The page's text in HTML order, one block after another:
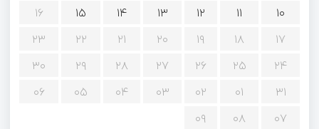
۱۰
۱۱ ۱۲ ۱۳ ۱۴ ۱۵
۱۶
۱۷
۱۸ ۱۹ ۲۰ ۲۱ ۲۲
۲۳
۲۴
۲۵ ۲۶ ۲۷ ۲۸ ۲۹
۳۰
۳۱
۰۱ ۰۲ ۰۳ ۰۴ ۰۵
۰۶
۰۷
۰۸
۰۹